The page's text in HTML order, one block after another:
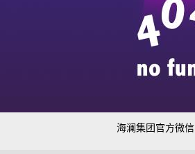
海澜集团官方微信